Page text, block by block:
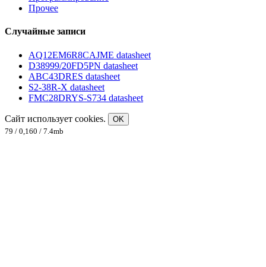
Прочее
Случайные записи
AQ12EM6R8CAJME datasheet
D38999/20FD5PN datasheet
ABC43DRES datasheet
S2-38R-X datasheet
FMC28DRYS-S734 datasheet
Сайт использует cookies.
OK
79 / 0,160 / 7.4mb